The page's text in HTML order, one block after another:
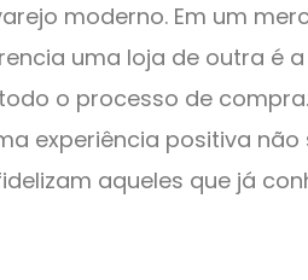
moderno. Em um
uma loja de outra é
o processo de
experiência positiva
aqueles que já